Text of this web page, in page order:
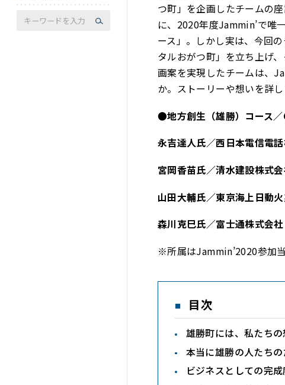
つ町」を企画したチームの
に、2020年度Jammin’で唯
ース」。しかし実は、今回
タルおがつ町」を立ち上げ
画案を実現したチームは、
か。ストーリーや想いを詳し
●地方創生（雄勝）コース／
永吉達人氏／西日本電信電
宮岡香苗氏／清水建設株式
山田大輔氏／東京海上日動
森川克巳氏／富士通株式会社
※所属はJammin’2020参加
目次
雄勝町には、私たち
本当に雄勝の人たち
ビジネスとしての完